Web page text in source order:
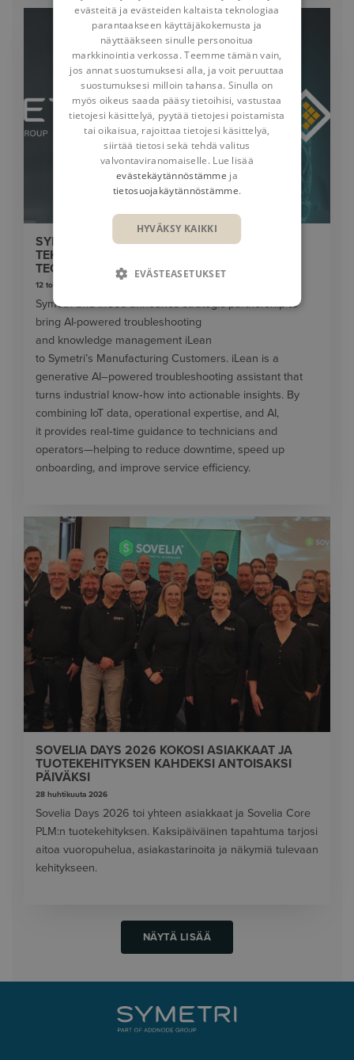
SYMETRIN JA INUSE:N KUMPPANUUS TUO
TEKOÄLYN OSAKSI VALMISTAVAN
TEOLLISUUDEN VIANRATKAISUA
12 toukokuuta 2026
Symetri and InUse announce strategic partnership to
bring AI-powered troubleshooting
and knowledge management iLean
to Symetri’s Manufacturing Customers. iLean is a
generative AI–powered troubleshooting assistant that
turns industrial know‑how into actionable insights. By
combining IoT data, operational expertise, and AI,
it provides real‑time guidance to technicians and
operators—helping to reduce downtime, speed up
onboarding, and improve service efficiency.
SOVELIA DAYS 2026 KOKOSI ASIAKKAAT JA
TUOTEKEHITYKSEN KAHDEKSI ANTOISAKSI
PÄIVÄKSI
28 huhtikuuta 2026
Sovelia Days 2026 toi yhteen asiakkaat ja Sovelia Core
PLM:n tuotekehityksen. Kaksipäiväinen tapahtuma tarjosi
aitoa vuoropuhelua, asiakastarinoita ja näkymiä tulevaan
kehitykseen.
NÄYTÄ LISÄÄ
evästeitä ja evästeiden kaltaista teknologiaa
parantaakseen käyttäjäkokemusta ja
näyttääkseen sinulle personoitua
markkinointia verkossa. Teemme tämän vain,
jos annat suostumuksesi alla, ja voit peruuttaa
suostumuksesi milloin tahansa. Sinulla on
myös oikeus saada pääsy tietoihisi, vastustaa
tietojesi käsittelyä, pyytää tietojesi poistamista
tai oikaisua, rajoittaa tietojesi käsittelyä,
siirtää tietosi sekä tehdä valitus
valvontaviranomaiselle. Lue lisää
evästekäytännöstämme ja
tietosuojakäytännöstämme.
HYVÄKSY KAIKKI
EVÄSTEASETUKSET